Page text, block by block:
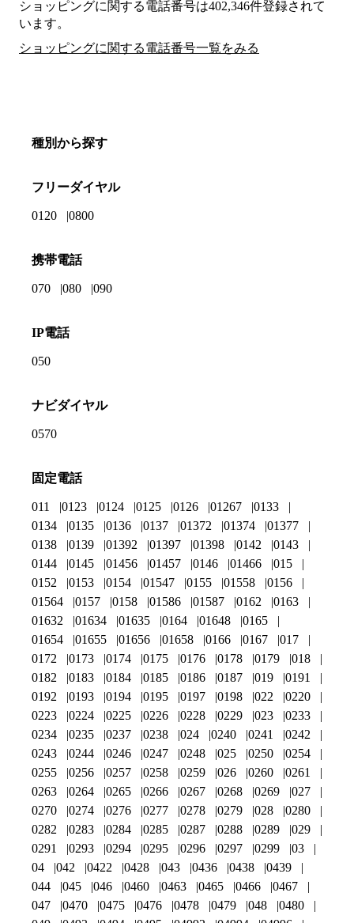
ショッピングに関する電話番号は402,346件登録されて
います。
ショッピングに関する電話番号一覧をみる
種別から探す
フリーダイヤル
0120 0800
携帯電話
070 080 090
IP電話
050
ナビダイヤル
0570
固定電話
011 0123 0124 0125 0126 01267
0133
0134
0135 0136 0137 01372 01374
01377
0138
0139 01392 01397 01398 0142
0143
0144
0145 01456 01457 0146 01466
015
0152
0153 0154 01547 0155 01558
0156
01564
0157 0158 01586 01587 0162
0163
01632
01634 01635 0164 01648
0165
01654
01655 01656 01658 0166 0167
017
0172
0173 0174 0175 0176 0178 0179
018
0182
0183 0184 0185 0186 0187 019
0191
0192
0193 0194 0195 0197 0198 022
0220
0223
0224 0225 0226 0228 0229 023
0233
0234
0235 0237 0238 024 0240 0241
0242
0243
0244 0246 0247 0248 025 0250
0254
0255
0256 0257 0258 0259 026 0260
0261
0263
0264 0265 0266 0267 0268 0269
027
0270
0274 0276 0277 0278 0279 028
0280
0282
0283 0284 0285 0287 0288 0289
029
0291
0293 0294 0295 0296 0297 0299
03
04
042 0422 0428 043 0436 0438
0439
044
045 046 0460 0463 0465 0466
0467
047
0470 0475 0476 0478 0479 048
0480